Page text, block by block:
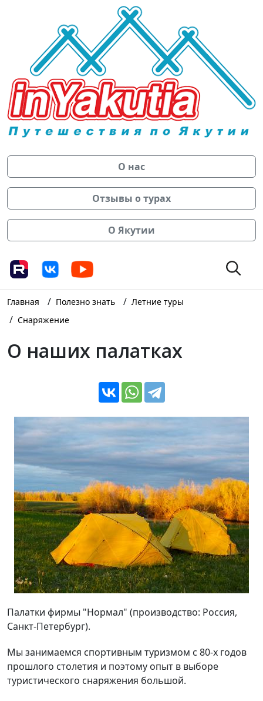
О нас
Отзывы о турах
О Якутии
Главная / Полезно знать / Летние туры
/ Снаряжение
О наших палатках
Палатки фирмы "Нормал" (производство: Россия,
Санкт-Петербург).
Мы занимаемся спортивным туризмом с 80-х годов
прошлого столетия и поэтому опыт в выборе
туристического снаряжения большой.